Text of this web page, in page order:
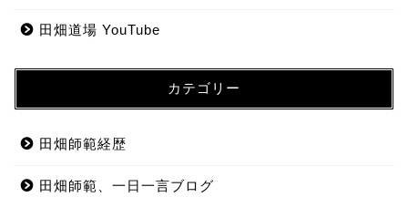
田畑道場 YouTube
カテゴリー
田畑師範経歴
田畑師範、一日一言ブログ